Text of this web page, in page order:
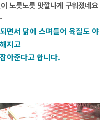
노릇노릇 맛깔나게 구워졌네요
면서 닭에 스며들어 육질도 야
지고
아준다고 합니다.